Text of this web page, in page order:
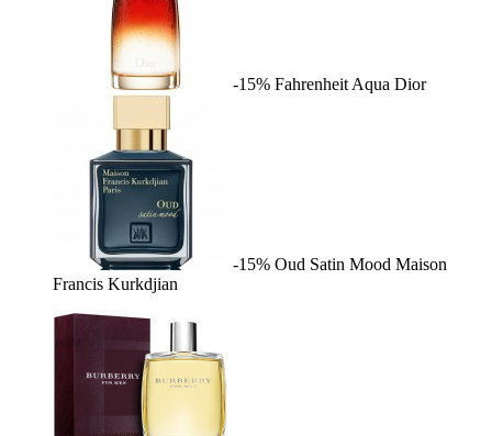
-15% Fahrenheit Aqua Dior
-15% Oud Satin Mood Maison
Francis Kurkdjian